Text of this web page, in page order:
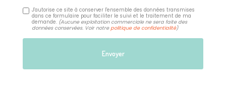
J'autorise ce site à conserver l'ensemble des données transmises
dans ce formulaire pour faciliter le suivi et le traitement de ma
demande. (Aucune exploitation commerciale ne sera faite des
données conservées. Voir notrepolitique de confidentialité)